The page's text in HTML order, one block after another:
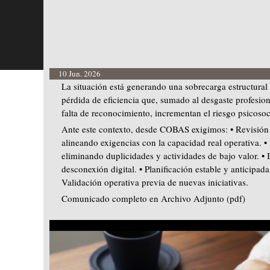
10 Jun. 2026
La situación está generando una sobrecarga
pérdida de eficiencia que, sumado al desgaste
falta de reconocimiento, incrementan el riesgo
Ante este contexto, desde COBAS exigimos: •
alineando exigencias con la capacidad real operativa.
eliminando duplicidades y actividades de bajo valor. •
desconexión digital. • Planificación estable y
Validación operativa previa de nuevas iniciativas.
Comunicado completo en Archivo Adjunto (pdf)